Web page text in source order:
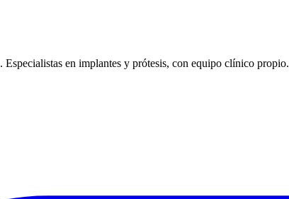
. Especialistas en implantes y prótesis, con equipo clínico propio.